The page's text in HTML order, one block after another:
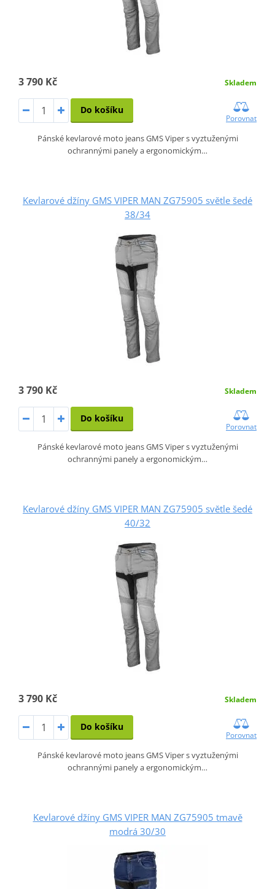
3 790 Kč Skladem
Do košíku
Porovnat
Pánské kevlarové moto jeans GMS Viper s vyztuženými
ochrannými panely a ergonomickým…
Kevlarové džíny GMS VIPER MAN ZG75905 světle šedé
38/34
3 790 Kč Skladem
Do košíku
Porovnat
Pánské kevlarové moto jeans GMS Viper s vyztuženými
ochrannými panely a ergonomickým…
Kevlarové džíny GMS VIPER MAN ZG75905 světle šedé
40/32
3 790 Kč Skladem
Do košíku
Porovnat
Pánské kevlarové moto jeans GMS Viper s vyztuženými
ochrannými panely a ergonomickým…
Kevlarové džíny GMS VIPER MAN ZG75905 tmavě
modrá 30/30